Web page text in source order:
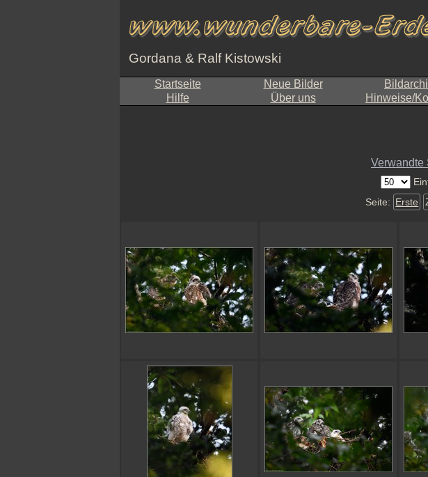
Gordana & Ralf Kistowski
Startseite Neue Bilder
Hilfe
Über uns Hinweise/
Verwandte
Seite: Erste